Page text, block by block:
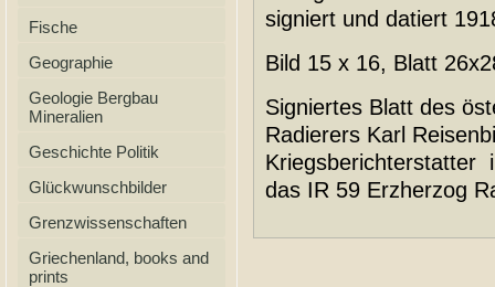
Fische
Geographie
Geologie Bergbau
Mineralien
Geschichte Politik
Glückwunschbilder
Grenzwissenschaften
Griechenland, books and
prints
signiert und datiert
Bild 15 x 16, Blatt
Signiertes Blatt des
Radierers Karl
Kriegsberichterstatter
das IR 59 Erzherzog